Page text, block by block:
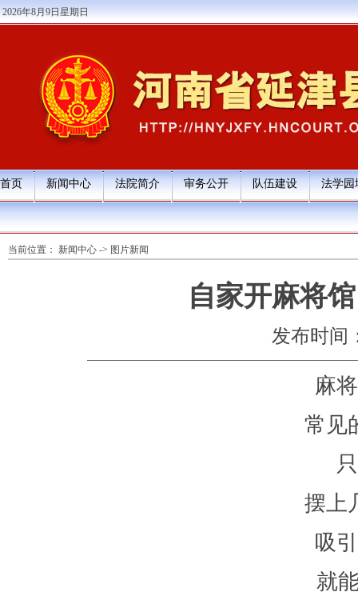
2026年8月9日星期日
首页 新闻中心 法院简介 审务公开 队伍建设 法学园
当前位置： 新闻中心 -> 图片新闻
自家开麻将
发布时间
麻
常见
摆上
吸
就